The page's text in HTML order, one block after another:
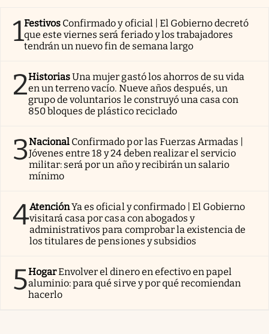
1Festivos Confirmado y oficial | El Gobierno decretó
que este viernes será feriado y los trabajadores
tendrán un nuevo fin de semana largo
2HistoriasUna mujer gastó los ahorros de su vida
en un terreno vacío. Nueve años después, un
grupo de voluntarios le construyó una casa con
850 bloques de plástico reciclado
3Nacional Confirmado por las Fuerzas Armadas |
Jóvenes entre 18 y 24 deben realizar el servicio
militar: será por un año y recibirán un salario
mínimo
4AtenciónYa es oficial y confirmado | El Gobierno
visitará casa por casa con abogados y
administrativos para comprobar la existencia de
los titulares de pensiones y subsidios
5HogarEnvolver el dinero en efectivo en papel
aluminio: para qué sirve y por qué recomiendan
hacerlo